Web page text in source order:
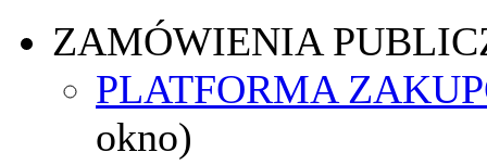
ZAMÓWIENIA
PLATFORMA
okno)